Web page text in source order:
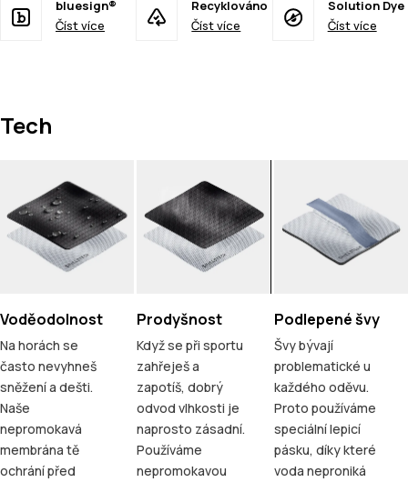
bluesign®
Číst více
Recyklováno
Číst více
Solution Dye
Číst více
Tech
Voděodolnost
Na horách se
často nevyhneš
sněžení a dešti.
Naše
nepromokavá
membrána tě
ochrání před
Prodyšnost
Když se při sportu
zahřeješ a
zapotíš, dobrý
odvod vlhkosti je
naprosto zásadní.
Používáme
nepromokavou
Podlepené švy
Švy bývají
problematické u
každého oděvu.
Proto používáme
speciální lepicí
pásku, díky které
voda neproniká